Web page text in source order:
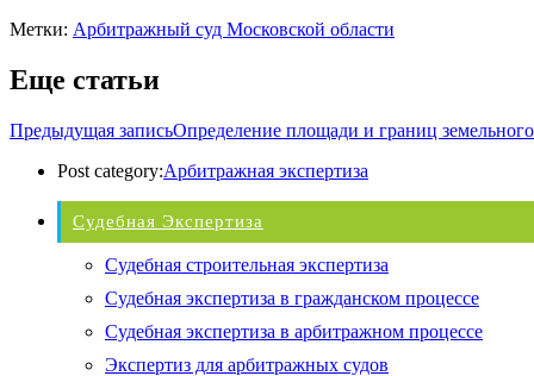
Метки: Арбитражный суд Московской области
Еще статьи
Предыдущая записьОпределение площади и границ земельного
Post category:Арбитражная экспертиза
Судебная Экспертиза
Судебная строительная экспертиза
Судебная экспертиза в гражданском процессе
Судебная экспертиза в арбитражном процессе
Экспертиз для арбитражных судов